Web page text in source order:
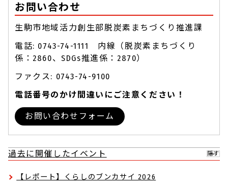
お問い合わせ
生駒市地域活力創生部脱炭素まちづくり推進課
電話: 0743-74-1111 内線（脱炭素まちづくり
係：2860、SDGs推進係：2870）
ファクス: 0743-74-9100
電話番号のかけ間違いにご注意ください！
お問い合わせフォーム
過去に開催したイベント 隠す
【レポート】くらしのブンカサイ 2026